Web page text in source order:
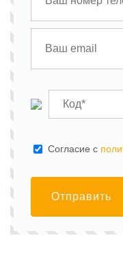
Cогласие с
Отправить